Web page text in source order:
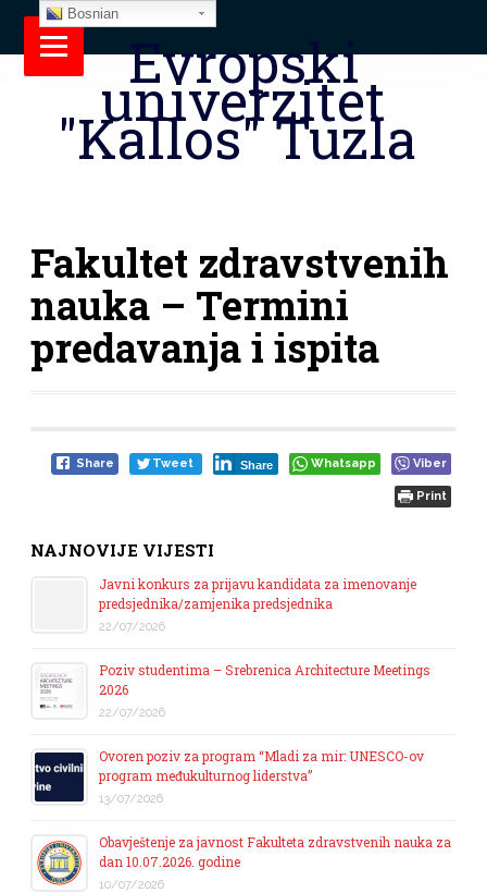
Evropski
univerzitet
"Kallos" Tuzla
Fakultet zdravstvenih
nauka – Termini
predavanja i ispita
Share Tweet Share Whatsapp Viber
Print
NAJNOVIJE VIJESTI
Javni konkurs za prijavu kandidata za imenovanje
predsjednika/zamjenika predsjednika
22/07/2026
Poziv studentima – Srebrenica Architecture Meetings
2026
22/07/2026
Ovoren poziv za program “Mladi za mir: UNESCO-ov
program međukulturnog liderstva”
13/07/2026
Obavještenje za javnost Fakulteta zdravstvenih nauka za
dan 10.07.2026. godine
10/07/2026
Bosnian